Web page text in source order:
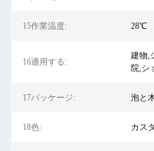
15作業温度: 28℃
16適用する:
建物,
院,シ
17パッケージ: 泡と
18色: カス